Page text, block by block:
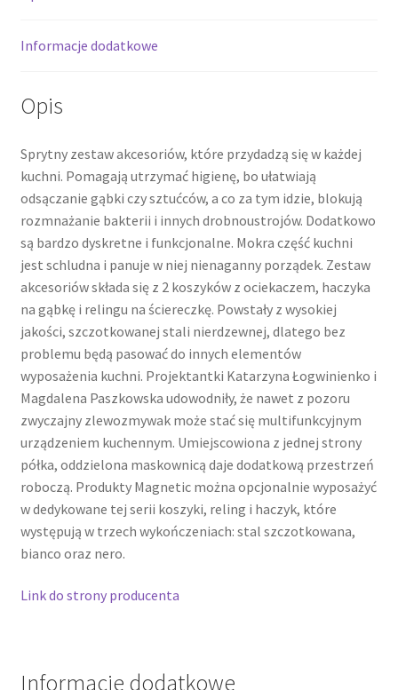
Informacje dodatkowe
Opis
Sprytny zestaw akcesoriów, które przydadzą się w każdej
kuchni. Pomagają utrzymać higienę, bo ułatwiają
odsączanie gąbki czy sztućców, a co za tym idzie, blokują
rozmnażanie bakterii i innych drobnoustrojów. Dodatkowo
są bardzo dyskretne i funkcjonalne. Mokra część kuchni
jest schludna i panuje w niej nienaganny porządek. Zestaw
akcesoriów składa się z 2 koszyków z ociekaczem, haczyka
na gąbkę i relingu na ściereczkę. Powstały z wysokiej
jakości, szczotkowanej stali nierdzewnej, dlatego bez
problemu będą pasować do innych elementów
wyposażenia kuchni. Projektantki Katarzyna Łogwinienko i
Magdalena Paszkowska udowodniły, że nawet z pozoru
zwyczajny zlewozmywak może stać się multifunkcyjnym
urządzeniem kuchennym. Umiejscowiona z jednej strony
półka, oddzielona maskownicą daje dodatkową przestrzeń
roboczą. Produkty Magnetic można opcjonalnie wyposażyć
w dedykowane tej serii koszyki, reling i haczyk, które
występują w trzech wykończeniach: stal szczotkowana,
bianco oraz nero.
Link do strony producenta
Informacje dodatkowe